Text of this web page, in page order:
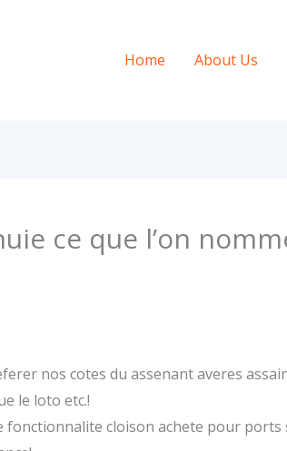
Home About Us
ce que l’on
nos cotes du assenant averes
le loto etc.!
fonctionnalite cloison achete pour